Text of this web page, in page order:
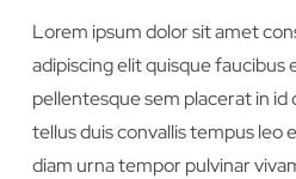
Lorem ipsum dolor sit amet
adipiscing elit quisque faucibus
pellentesque sem placerat in id
tellus duis convallis tempus leo
diam urna tempor pulvinar